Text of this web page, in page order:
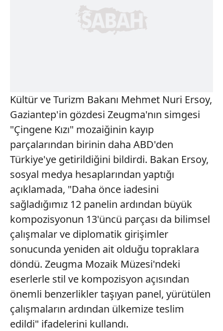
Kültür ve Turizm Bakanı Mehmet Nuri Ersoy,
Gaziantep'in gözdesi Zeugma'nın simgesi
"Çingene Kızı" mozaiğinin kayıp
parçalarından birinin daha ABD'den
Türkiye'ye getirildiğini bildirdi. Bakan Ersoy,
sosyal medya hesaplarından yaptığı
açıklamada, "Daha önce iadesini
sağladığımız 12 panelin ardından büyük
kompozisyonun 13'üncü parçası da bilimsel
çalışmalar ve diplomatik girişimler
sonucunda yeniden ait olduğu topraklara
döndü. Zeugma Mozaik Müzesi'ndeki
eserlerle stil ve kompozisyon açısından
önemli benzerlikler taşıyan panel, yürütülen
çalışmaların ardından ülkemize teslim
edildi" ifadelerini kullandı.